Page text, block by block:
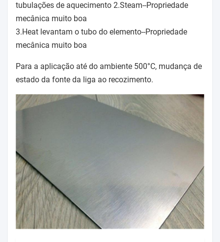
tubulações de aquecimento 2.Steam--Propriedade
mecânica muito boa
3.Heat levantam o tubo do elemento--Propriedade
mecânica muito boa
Para a aplicação até do ambiente 500°C, mudança de
estado da fonte da liga ao recozimento.